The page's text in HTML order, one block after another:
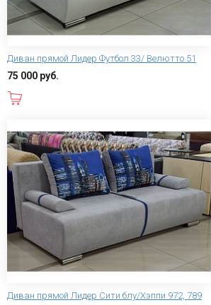
Диван прямой Лидер Футбол 33/ Велютто 51
75 000 руб.
Диван прямой Лидер Сити блу/Хэппи 972, 789